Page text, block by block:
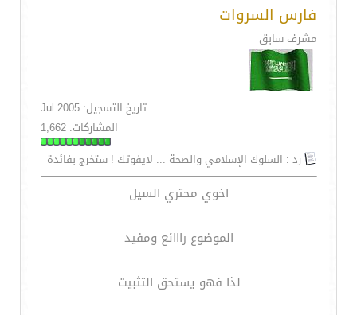
فارس السروات
مشرف سابق
تاريخ التسجيل: Jul 2005
المشاركات: 1,662
رد : السلوك الإسلامي والصحة ... لايفوتك ! ستخرج بفائدة
اخوي محتري السيل
الموضوع رااائع ومفيد
لذا فهو يستحق التثبيت